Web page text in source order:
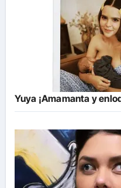
Yuya ¡Amamanta y